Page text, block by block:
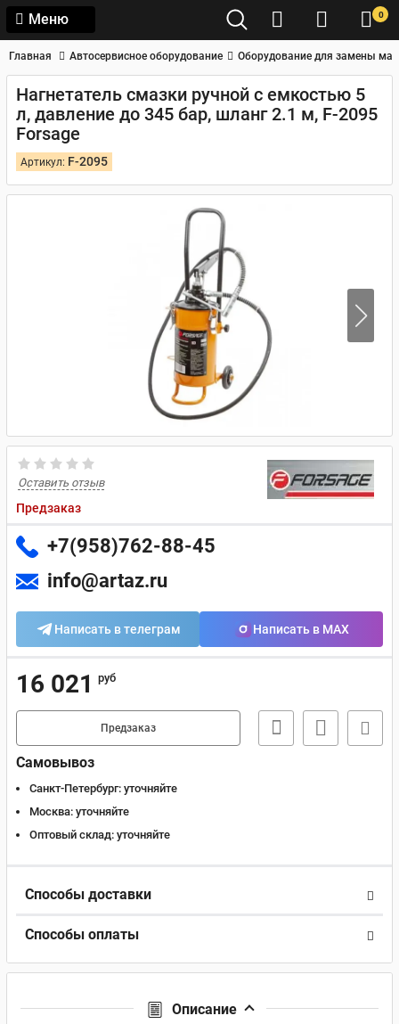
Меню 0
Главная Автосервисное оборудование Оборудование для замены
Нагнетатель смазки ручной с емкостью 5
л, давление до 345 бар, шланг 2.1 м, F-2095
Forsage
Артикул: F-2095
Оставить отзыв
Предзаказ
+7(958)762-88-45
info@artaz.ru
Написать в телеграм Написать в MAX
16 021 руб
Предзаказ
Самовывоз
Санкт-Петербург: уточняйте
Москва: уточняйте
Оптовый склад: уточняйте
Способы доставки
Способы оплаты
Описание